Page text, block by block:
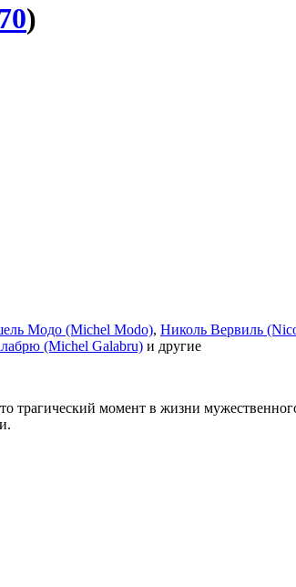
)
Модо (Michel Modo), Николь Вервиль
(Michel Galabru) и другие
трагический момент в жизни